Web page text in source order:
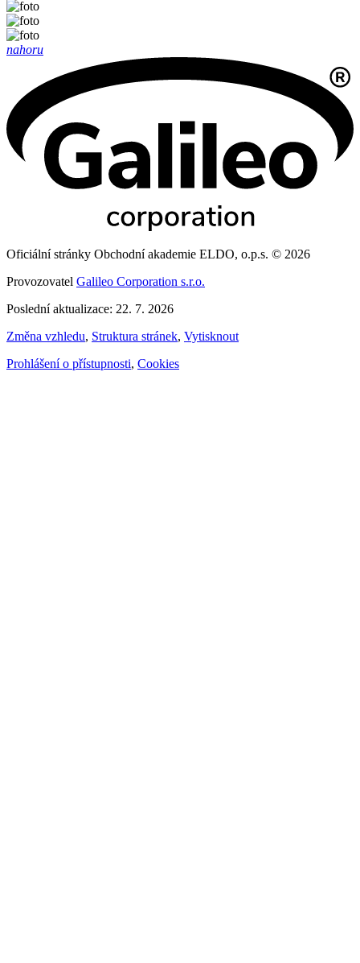
nahoru
Oficiální stránky Obchodní akademie ELDO, o.p.s. © 2026
Provozovatel Galileo Corporation s.r.o.
Poslední aktualizace: 22. 7. 2026
Změna vzhledu, Struktura stránek, Vytisknout
Prohlášení o přístupnosti, Cookies